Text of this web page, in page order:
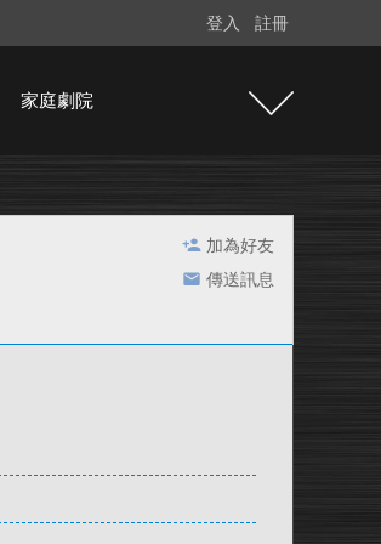
登入 註冊
家庭劇院
加為好友
傳送訊息